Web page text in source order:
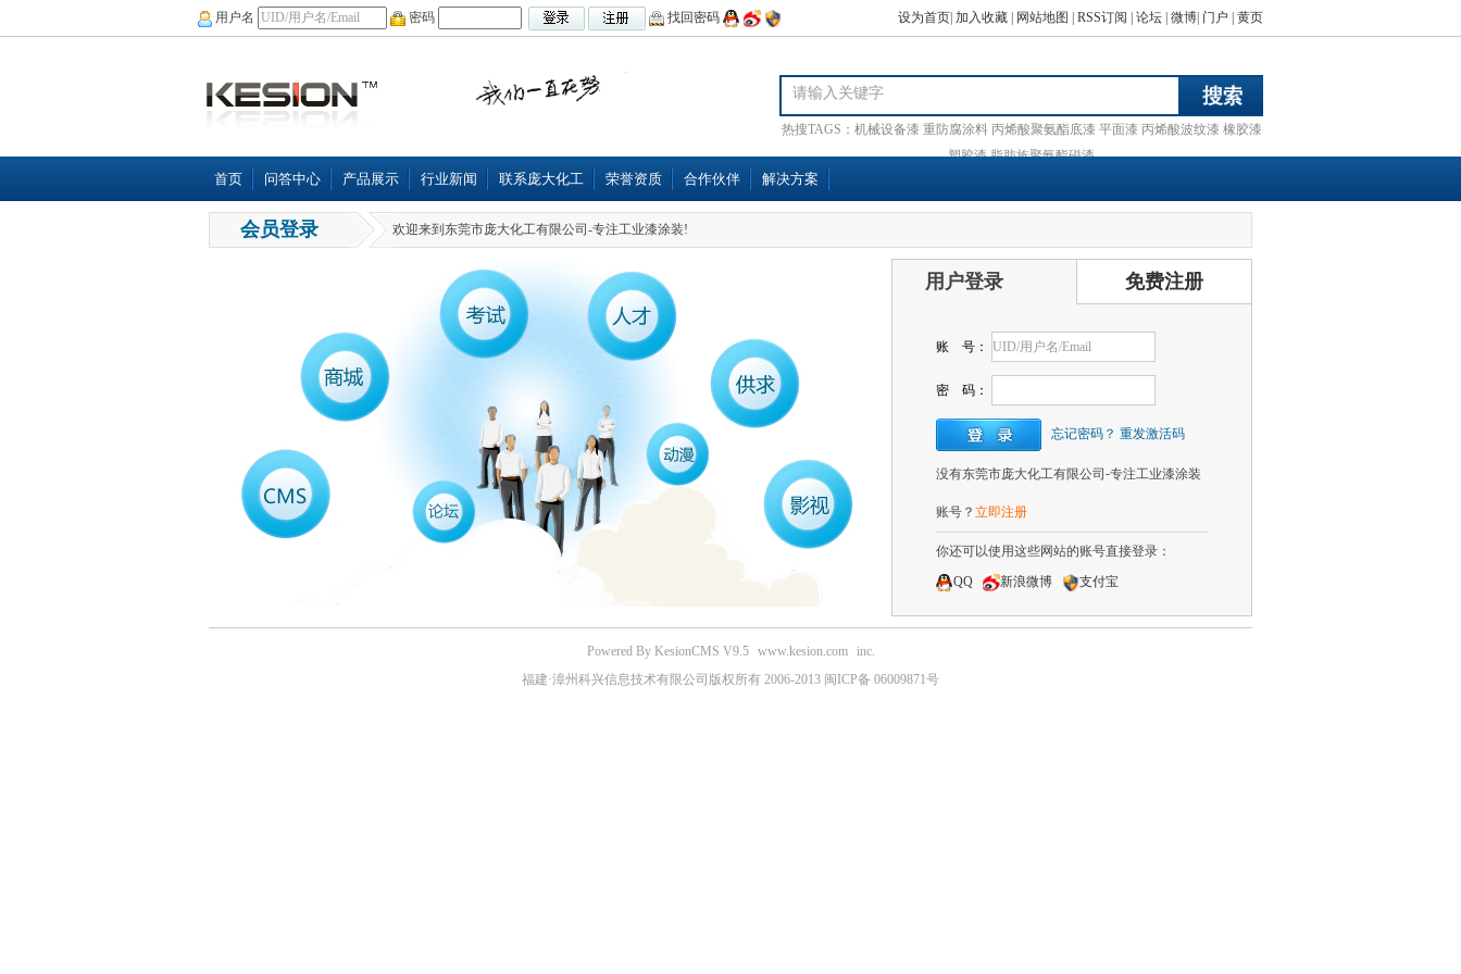
用户名 密码 找回密码 设为首页 加入收藏 网站地图 RSS订阅 论坛 微博 门户 黄页
热搜TAGS： 机械设备漆 重防腐涂料 丙烯酸聚氨酯底漆 平面漆 丙烯酸波纹漆 橡胶漆
塑胶漆 脂肪族聚氨酯磁漆
首页 问答中心 产品展示 行业新闻 联系庞大化工 荣誉资质 合作伙伴 解决方案
会员登录 欢迎来到东莞市庞大化工有限公司-专注工业漆涂装!
免费注册
用户登录
账 号：
密 码：
忘记密码？ 重发激活码
没有东莞市庞大化工有限公司-专注工业漆涂装
账号？ 立即注册
你还可以使用这些网站的账号直接登录：
QQ
新浪微博 支付宝
Powered By KesionCMS V9.5 www.kesion.com
inc.
福建·漳州科兴信息技术有限公司版权所有 2006-2013 闽ICP备 06009871号